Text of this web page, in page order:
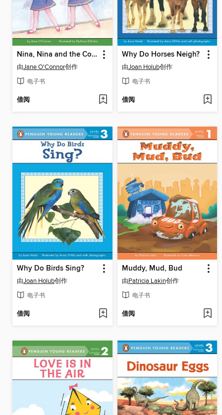
Nina, Nina and the Copycat Ballerina
由Jane O'Connor创作
电子书
借阅
Why Do Horses Neigh?
由Joan Holub创作
电子书
借阅
Why Do Birds Sing?
由Joan Holub创作
电子书
借阅
Muddy, Mud, Bud
由Patricia Lakin创作
电子书
借阅